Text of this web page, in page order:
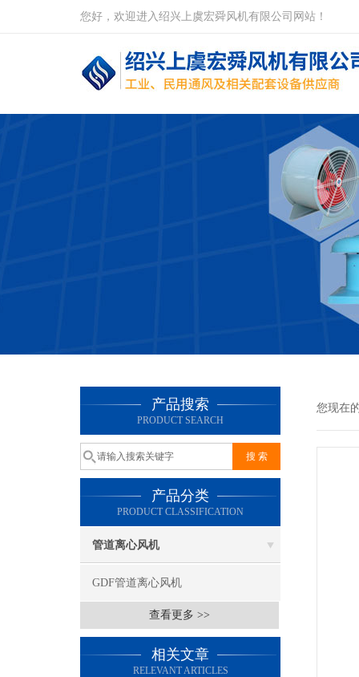
您好，欢迎进入绍兴上虞宏舜风机有限公司网站！
产品搜索
PRODUCT SEARCH
产品分类
PRODUCT CLASSIFICATION
管道离心风机
GDF管道离心风机
查看更多 >>
相关文章
RELEVANT ARTICLES
您现在